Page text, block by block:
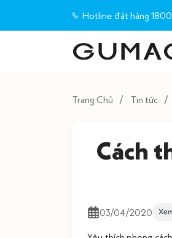
Hotline đặt hàng
Trang Chủ Tin tức
Cách
03/04/2020